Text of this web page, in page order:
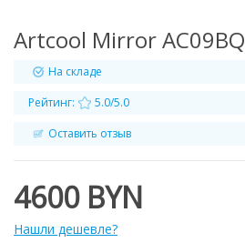
Artcool Mirror AC09BQ
На складе
Рейтинг:
5.0/5.0
Оставить отзыв
4600 BYN
Нашли дешевле?